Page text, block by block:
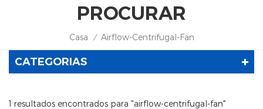
PROCURAR
Casa / Airflow-Centrifugal-Fan
CATEGORIAS
1 resultados encontrados para "airflow-centrifugal-fan"